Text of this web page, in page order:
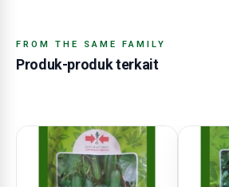
FROM THE SAME FAMILY
Produk-produk terkait